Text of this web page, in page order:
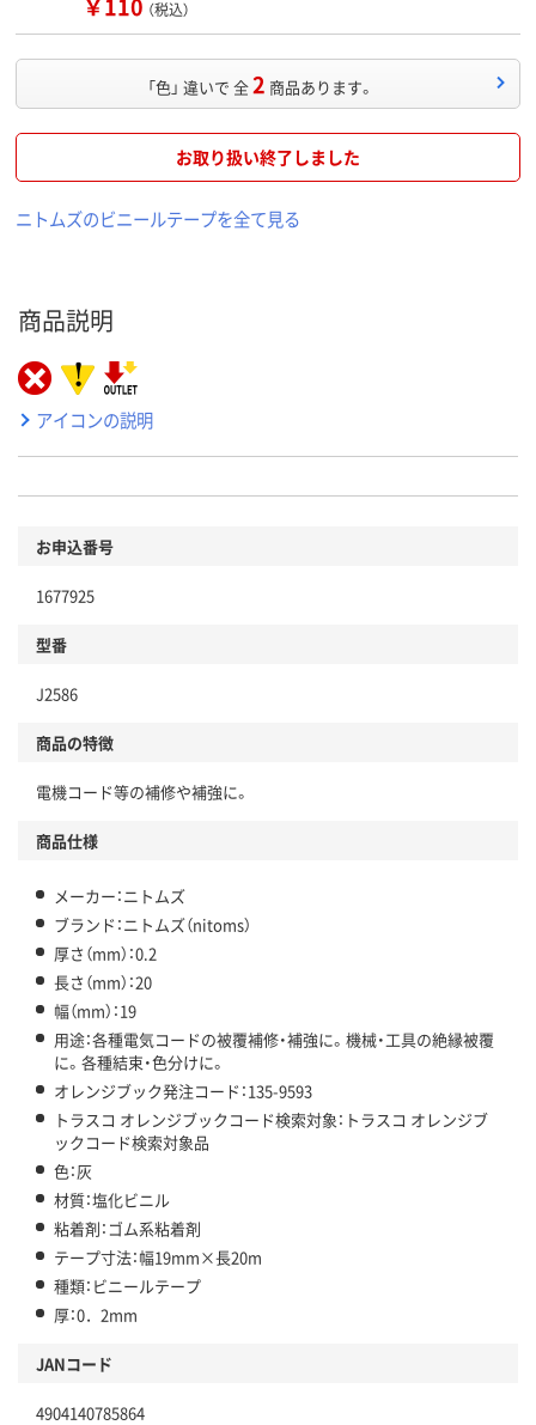
（税込）
「色」 違いで 全2 商品あります。
お取り扱い終了しました
ニトムズのビニールテープを全て見る
商品説明
アイコンの説明
お申込番号
1677925
型番
J2586
商品の特徴
電機コード等の補修や補強に。
商品仕様
メーカー：ニトムズ
ブランド：ニトムズ（nitoms）
厚さ（mm）：0.2
長さ（mm）：20
幅（mm）：19
用途：各種電気コードの被覆補修・補強に。機械・工具の絶縁被覆
に。各種結束・色分けに。
オレンジブック発注コード：135-9593
トラスコ オレンジブックコード検索対象：トラスコ オレンジブ
ックコード検索対象品
色：灰
材質：塩化ビニル
粘着剤：ゴム系粘着剤
テープ寸法：幅19mm×長20m
種類：ビニールテープ
厚：0．2mm
JANコード
4904140785864